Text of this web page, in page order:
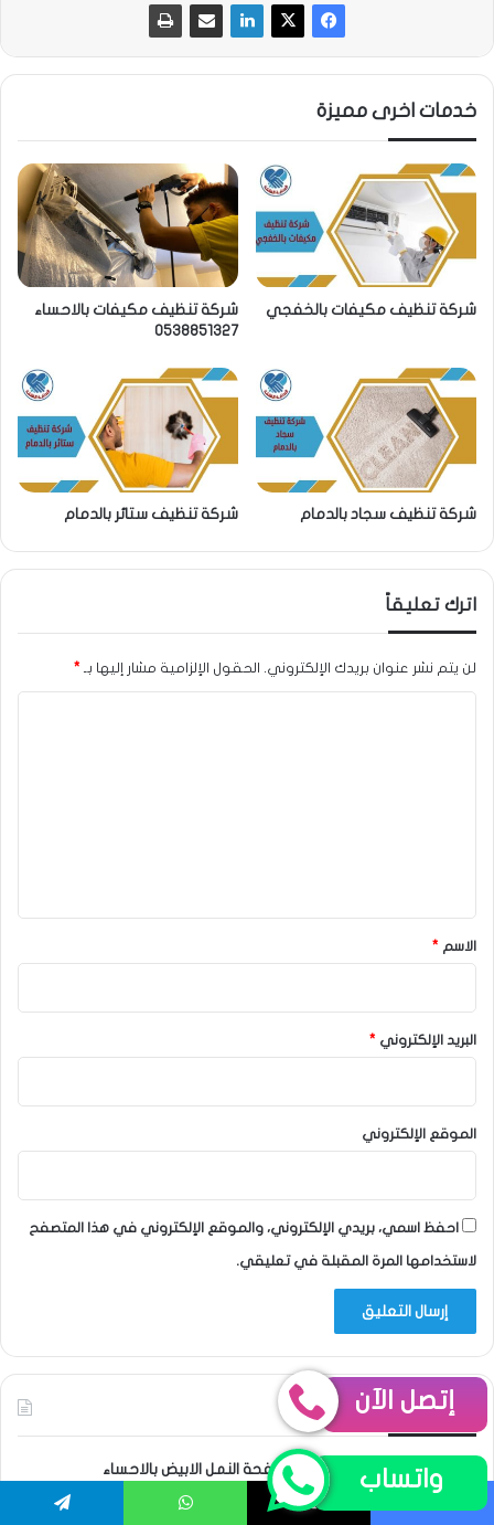
خدمات اخرى مميزة
شركة تنظيف مكيفات بالخفجي
شركة تنظيف مكيفات بالاحساء
0538851327
شركة تنظيف سجاد بالدمام شركة تنظيف ستائر بالدمام
اترك تعليقاً
لن يتم نشر عنوان بريدك الإلكتروني. الحقول الإلزامية مشار إليها بـ *
*الاسم *
البريد الإلكتروني *
الموقع الإلكتروني
احفظ اسمي، بريدي الإلكتروني، والموقع الإلكتروني في هذا المتصفح
لاستخدامها المرة المقبلة في تعليقي.
اجدد الخدمات
شركة مكافحة النمل الابيض بالاحساء
0538851327
إتصل الآن
واتساب